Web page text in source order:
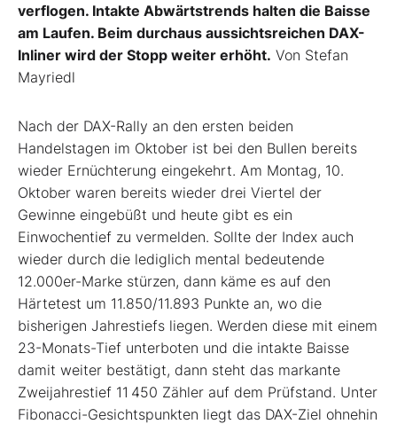
verflogen. Intakte Abwärtstrends halten die Baisse
am Laufen. Beim durchaus aussichtsreichen DAX-
Inliner wird der Stopp weiter erhöht. Von Stefan
Mayriedl
Nach der DAX-Rally an den ersten beiden
Handelstagen im Oktober ist bei den Bullen bereits
wieder Ernüchterung eingekehrt. Am Montag, 10.
Oktober waren bereits wieder drei Viertel der
Gewinne eingebüßt und heute gibt es ein
Einwochentief zu vermelden. Sollte der Index auch
wieder durch die lediglich mental bedeutende
12.000er-Marke stürzen, dann käme es auf den
Härtetest um 11.850/11.893 Punkte an, wo die
bisherigen Jahrestiefs liegen. Werden diese mit einem
23-Monats-Tief unterboten und die intakte Baisse
damit weiter bestätigt, dann steht das markante
Zweijahrestief 11 450 Zähler auf dem Prüfstand. Unter
Fibonacci-Gesichtspunkten liegt das DAX-Ziel ohnehin